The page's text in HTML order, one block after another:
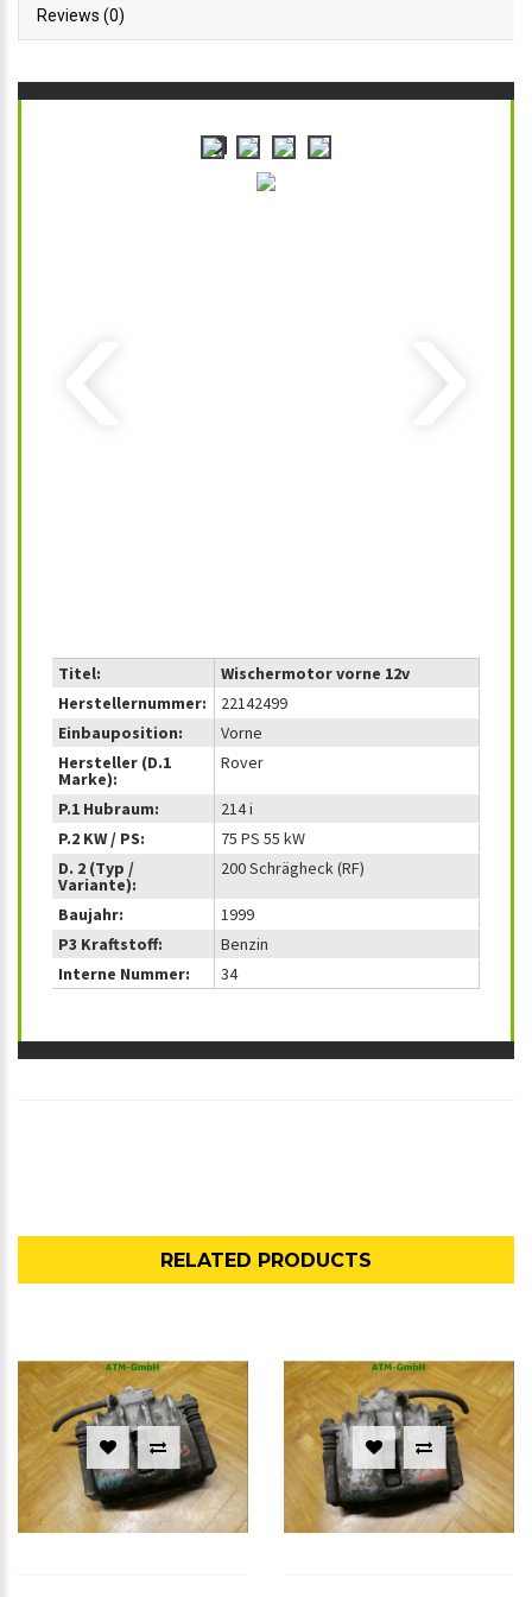
Reviews (0)
‹ ›
Titel:
Wischermotor vorne 12v
Herstellernummer:
22142499
Einbauposition:
Vorne
Hersteller (D.1
Marke):
Rover
P.1 Hubraum:
214 i
P.2 KW / PS:
75 PS 55 kW
D. 2 (Typ /
Variante):
200 Schrägheck (RF)
Baujahr:
1999
P3 Kraftstoff:
Benzin
Interne Nummer:
34
RELATED PRODUCTS